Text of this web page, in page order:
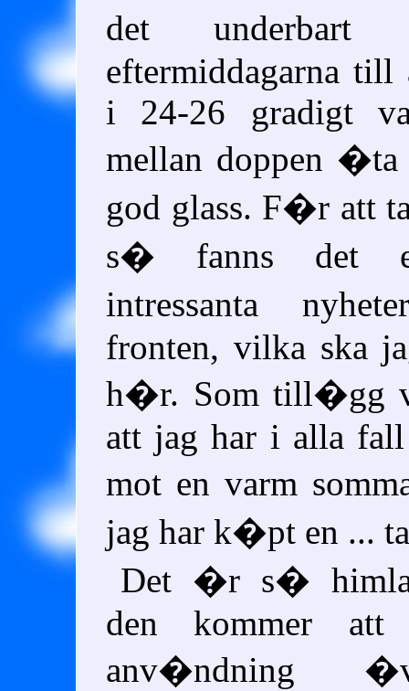
det
eftermiddagarna till
i 24-26 gradigt
mellan doppen
god glass. F�r att
s� fanns det
intressanta
fronten, vilka ska
h�r. Som till�gg
att jag har i alla
mot en varm
jag har k�pt en ...
Det �r s�
den kommer
anv�ndning